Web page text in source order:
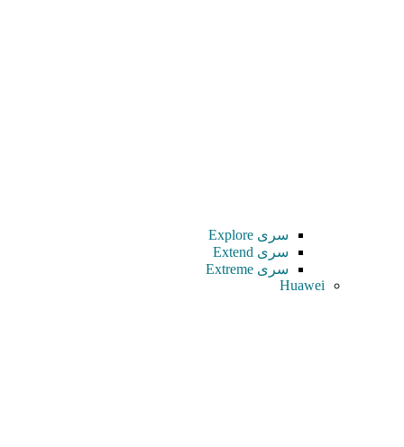
سری Explore
سری Extend
سری Extreme
Huawei